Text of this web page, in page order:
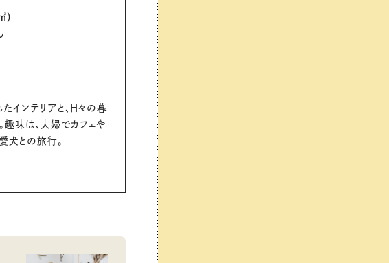
インテリアと、日々の暮
味は、夫婦でカフェや
犬との旅行。